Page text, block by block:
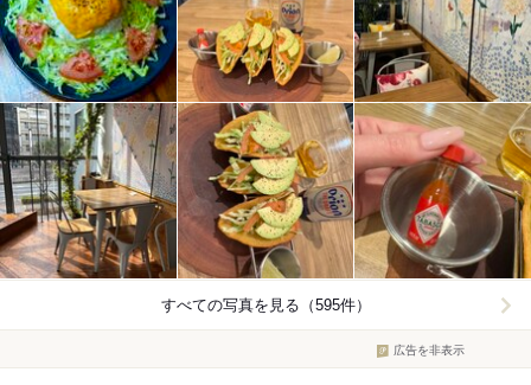
すべての写真を見る（595件）
広告を非表示